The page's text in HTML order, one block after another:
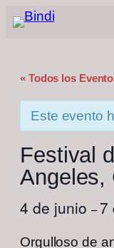
« Todos los
Este evento
Festival
Angeles,
4 de junio –7
Orgulloso de